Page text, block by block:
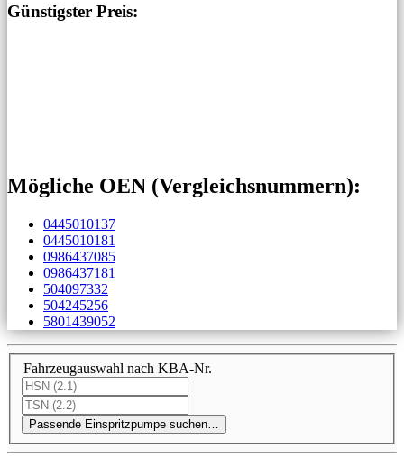
Günstigster Preis:
Mögliche OEN (Vergleichs­nummern):
0445010137
0445010181
0986437085
0986437181
504097332
504245256
5801439052
Fahrzeugauswahl nach KBA-Nr.
Passende Einspritzpumpe suchen…